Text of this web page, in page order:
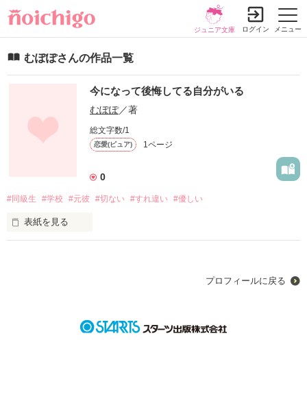
メニュー
ジュニア文庫 ログイン
むぽぽさんの作品一覧
今になって後悔してる自分がいる
むぽぽ／著
総文字数/1
恋愛(ピュア) 1ページ
0
#同級生 #学校 #元彼 #切ない #すれ違い #優しい
表紙を見る
そんな彩華に彼氏が出来た。
プロフィールに戻る